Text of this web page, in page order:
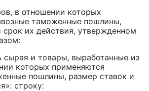
в отношении которых
таможенные пошлины,
срок их действия, утвержденном
сырая и товары, выработанные из
которых применяются
пошлины, размер ставок и
строку: